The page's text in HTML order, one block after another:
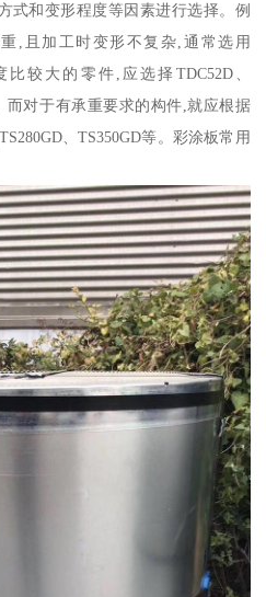
式和变形程度等因素进行选择。例
,且加工时变形不复杂,通常选用
较大的零件,应选择TDC52D、
而对于有承重要求的构件,就应根据
、TS350GD等。彩涂板常用